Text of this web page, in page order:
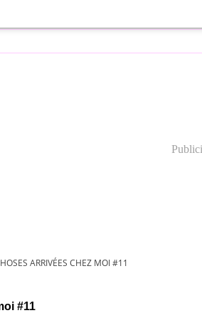
ARRIVÉES CHEZ MOI #11
#11